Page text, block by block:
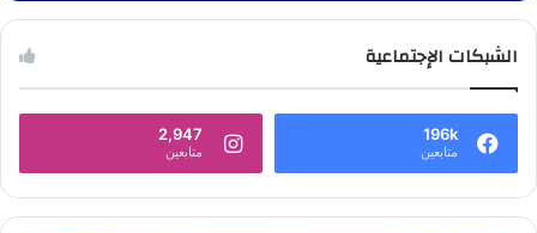
الشبكات الإجتماعية
196k
متابعين
2,947
متابعين